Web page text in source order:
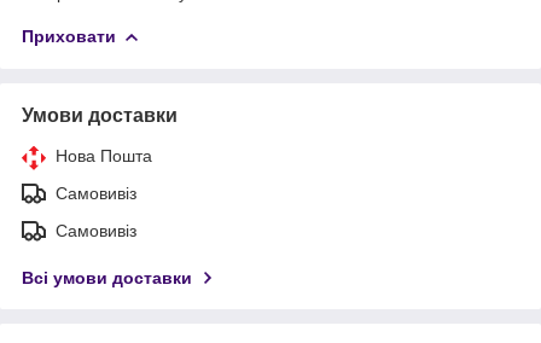
Приховати
Умови доставки
Нова Пошта
Самовивіз
Самовивіз
Всі умови доставки